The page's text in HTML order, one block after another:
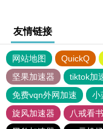
友情链接
网站地图 QuickQ
坚果加速器
tiktok加
免费vqn外网加速
小
旋风加速器
八戒看书